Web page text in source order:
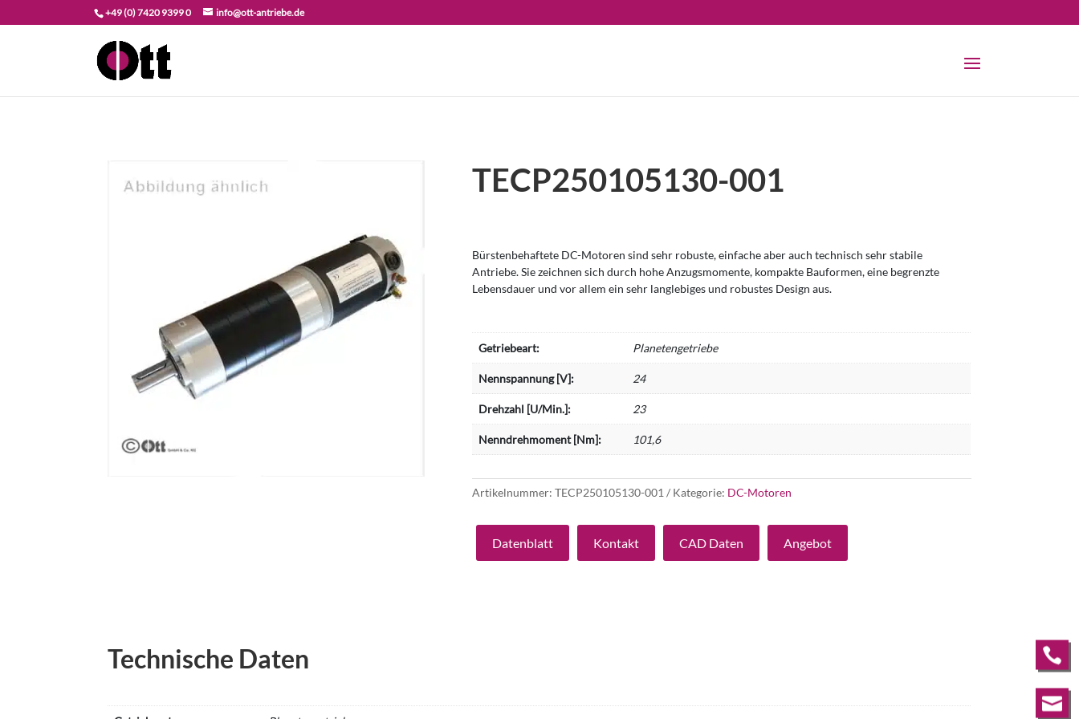
+49 (0) 7420 9399 0 info@ott-antriebe.de
TECP250105130-001
Bürstenbehaftete DC-Motoren sind sehr robuste, einfache aber auch technisch sehr stabile
Antriebe. Sie zeichnen sich durch hohe Anzugsmomente, kompakte Bauformen, eine begrenzte
Lebensdauer und vor allem ein sehr langlebiges und robustes Design aus.
Getriebeart: Planetengetriebe
Nennspannung [V]: 24
Drehzahl [U/Min.]: 23
Nenndrehmoment [Nm]: 101,6
Artikelnummer:TECP250105130-001 Kategorie: DC-Motoren
Datenblatt Kontakt CAD Daten Angebot
Technische Daten 
